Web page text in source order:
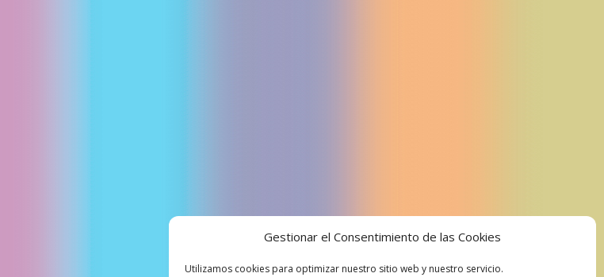
Gestionar el Consentimiento de las Cookies
Utilizamos cookies para optimizar nuestro sitio web y nuestro servicio.